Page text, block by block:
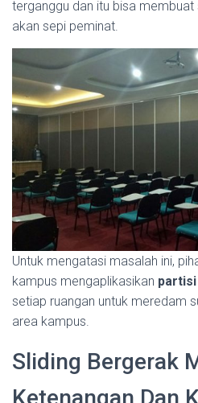
terganggu dan itu bisa
akan sepi peminat.
Untuk mengatasi masalah ini,
kampus mengaplikasikan
setiap ruangan untuk meredam
area kampus.
Sliding Bergerak
Ketenangan Dan